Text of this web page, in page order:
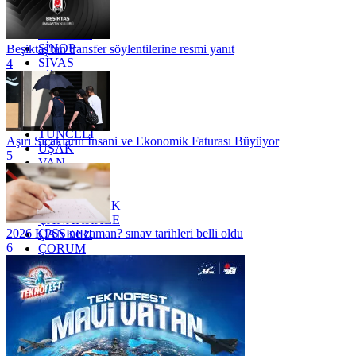
RİZE
SAKARYA
SİNOP
SİVAS
SİİRT
TEKİRDAĞ
TOKAT
TRABZON
TUNCELİ
UŞAK
VAN
YALOVA
YOZGAT
ZONGULDAK
ÇANAKKALE
ÇANKIRI
ÇORUM
İSTANBUL
İZMİR
ŞANLIURFA
ŞIRNAK
Beşiktaş'tan transfer söylentilerine resmi yanıt
4
Aşırı Sıcakların İnsani ve Ekonomik Faturası Büyüyor
5
2026 KPSS ne zaman? sınav tarihleri belli oldu
6